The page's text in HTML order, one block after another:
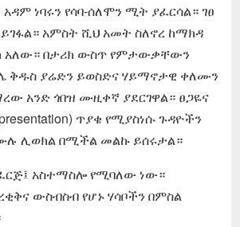
ነባሩን የሳባ-ሰለሞን ሚት ያፈርሳል። ገፀ
አምስት ሺህ አመት ስለኖረ ከማክዳ
አለው። በታሪክ ውስጥ የምታውቃቸውን
ቅዱስ ያሬድን ይወስድና ሃይማኖታዊ ቀለሙን
አንድ ጎበዝ ሙዚቀኛ ያደርገዋል። ፀጋዬና
ጥያቄ የሚያስነሱ ጉዳዮችን
ሊወክል በሚችል መልኩ ይሰሩታል።
አስተማስሎ የሚባለው ነው።
ውስብስብ የሆኑ ሃሳቦችን በምስል